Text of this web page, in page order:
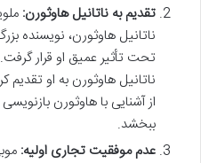
تقدیم به ناتانیل هاوثورن:
ناتانیل هاوثورن، نویسنده
تحت تأثیر عمیق او قرار
ناتانیل هاوثورن به او
از آشنایی با هاوثورن
ببخشد.
عدم موفقیت تجاری اولیه: